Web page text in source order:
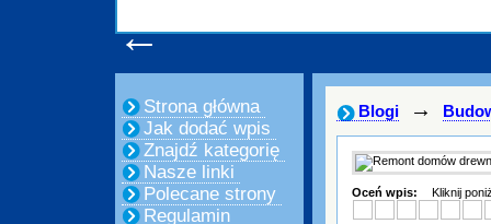
←
Strona główna
Jak dodać wpis
Znajdź kategorię
Nasze linki
Polecane strony
Regulamin
Blogi →
Oceń wpis: Kliknij